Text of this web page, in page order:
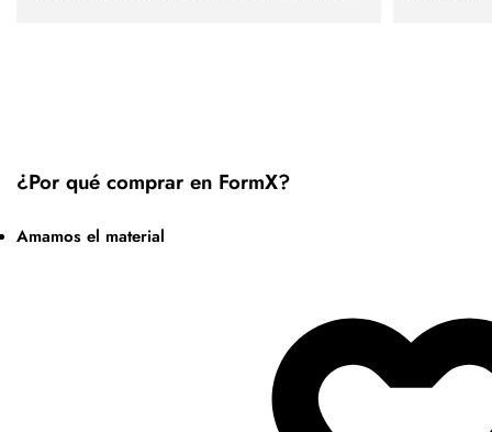
¿Por qué comprar en FormX?
Amamos el material